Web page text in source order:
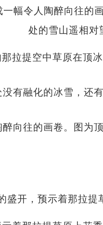
拉提空中草原在顶
有融化的冰雪，还
向往的画卷。图为